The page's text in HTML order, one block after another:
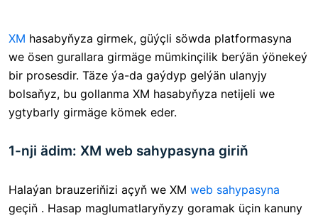
XM hasabyňyza girmek, güýçli söwda platformasyna
we ösen gurallara girmäge mümkinçilik berýän ýönekeý
bir prosesdir. Täze ýa-da gaýdyp gelýän ulanyjy
bolsaňyz, bu gollanma XM hasabyňyza netijeli we
ygtybarly girmäge kömek eder.
1-nji ädim: XM web sahypasyna giriň
Halaýan brauzeriňizi açyň we XM web sahypasyna
geçiň . Hasap maglumatlaryňyzy goramak üçin kanuny